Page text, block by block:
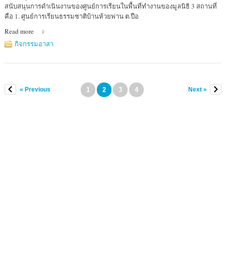
สำนักงาน
มูลนิธิ
เสริม
พัฒนา
และ
ที่
ตั้ง
สนับสนุนการดำเนินงานของศูนย์การเรียนในพื้นที่ทำงานของมูลนิธิ 3 สถานที่
คือ 1. ศูนย์การเรียนธรรมชาติบ้านห้วยพ่าน ต.ปือ
Read more
กิจกรรมอาสา
« Previous 1 2 3 4 Next »